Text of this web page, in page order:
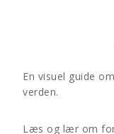
En visuel guide
verden.
Læs og lær om